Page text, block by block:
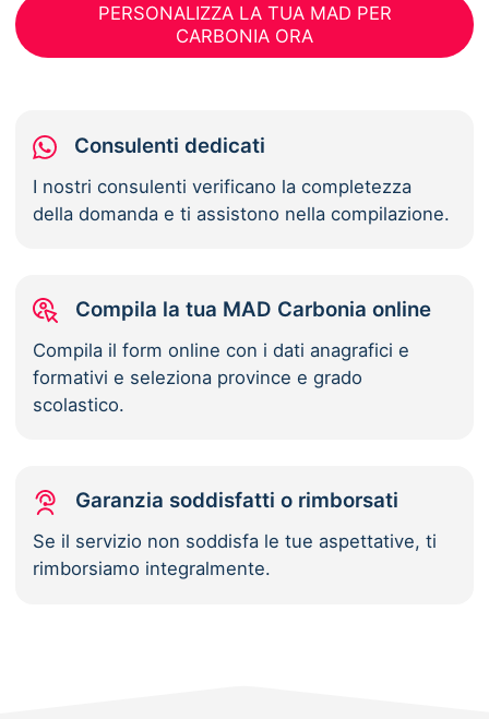
PERSONALIZZA LA TUA MAD PER
CARBONIA ORA
Consulenti dedicati
I nostri consulenti verificano la completezza
della domanda e ti assistono nella compilazione.
Compila la tua MAD Carbonia online
Compila il form online con i dati anagrafici e
formativi e seleziona province e grado
scolastico.
Garanzia soddisfatti o rimborsati
Se il servizio non soddisfa le tue aspettative, ti
rimborsiamo integralmente.